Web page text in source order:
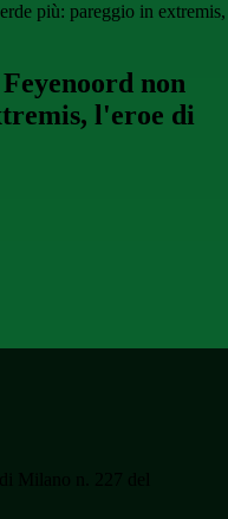
più: pareggio in extremis,
non
l'eroe di